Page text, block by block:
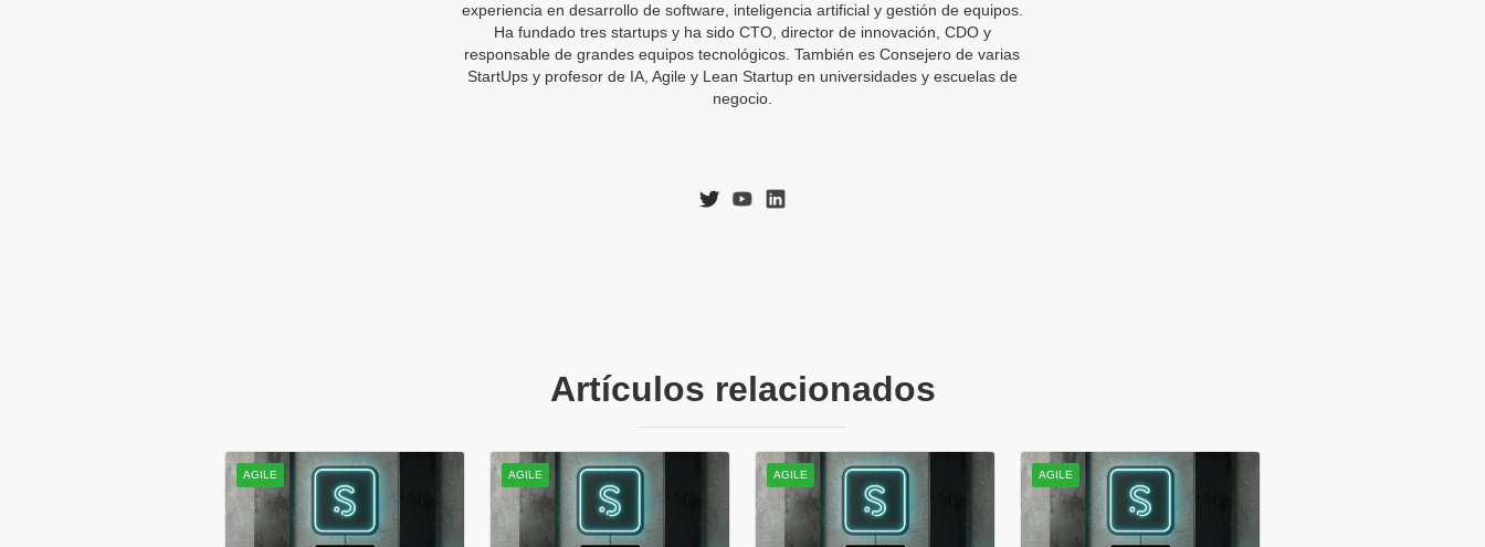
experiencia en desarrollo de software, inteligencia artificial y gestión de equipos.
Ha fundado tres startups y ha sido CTO, director de innovación, CDO y
responsable de grandes equipos tecnológicos. También es Consejero de varias
StartUps y profesor de IA, Agile y Lean Startup en universidades y escuelas de
negocio.
Artículos relacionados
AGILE AGILE AGILE AGILE